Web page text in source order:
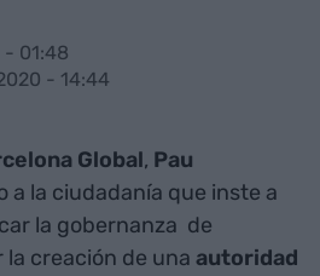
- 01:48
- 14:44
Global, Pau
a la ciudadanía que inste a
la gobernanza de
la creación de una autoridad